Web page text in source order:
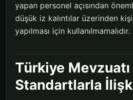
yapan personel açısından
düşük iz kalıntılar üzerinden
yapılması için kullanılmamalıdır.
Türkiye Mevzuatı
Standartlarla